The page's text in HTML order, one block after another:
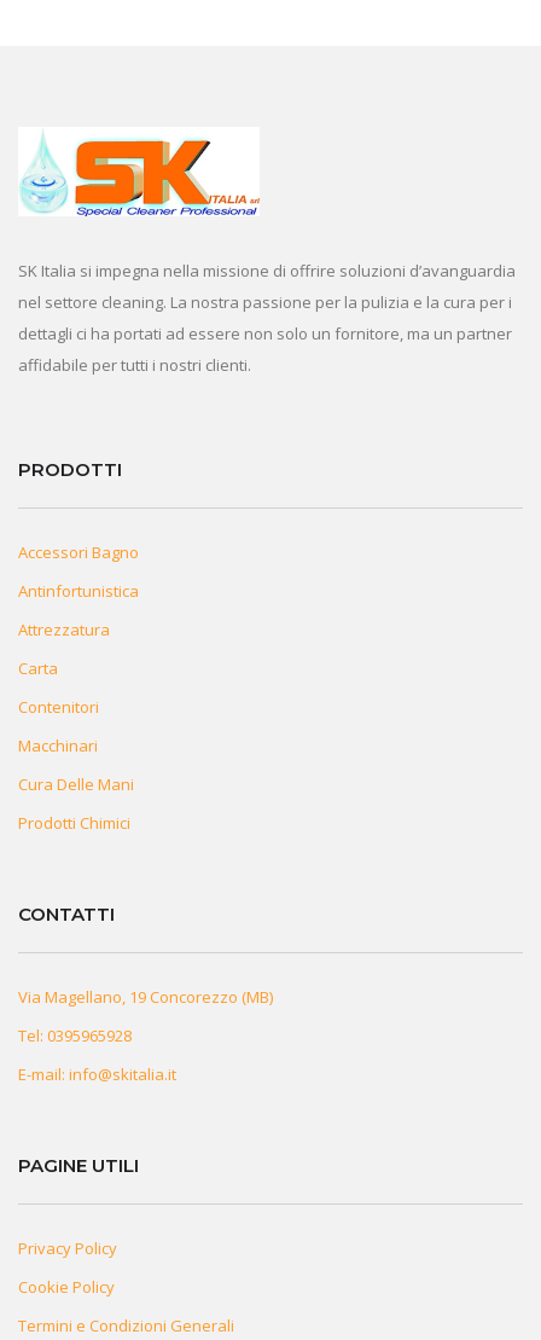
SK Italia si impegna nella missione di offrire soluzioni d’avanguardia
nel settore cleaning. La nostra passione per la pulizia e la cura per i
dettagli ci ha portati ad essere non solo un fornitore, ma un partner
affidabile per tutti i nostri clienti.
PRODOTTI
Accessori Bagno
Antinfortunistica
Attrezzatura
Carta
Contenitori
Macchinari
Cura Delle Mani
Prodotti Chimici
CONTATTI
Via Magellano, 19 Concorezzo (MB)
Tel: 0395965928
E-mail: info@skitalia.it
PAGINE UTILI
Privacy Policy
Cookie Policy
Termini e Condizioni Generali